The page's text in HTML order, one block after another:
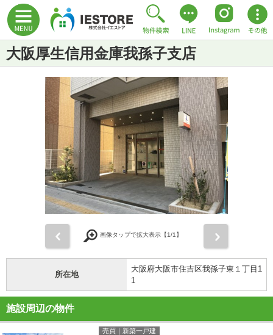
大阪厚生信用金庫我孫子支店
画像タップで拡大表示【1/1】
所在地
大阪府大阪市住吉区我孫子東１丁目1
1
施設周辺の物件
売買｜新築一戸建